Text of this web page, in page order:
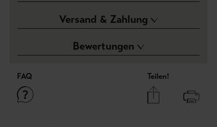
Versand & Zahlung
Bewertungen
FAQ Teilen!